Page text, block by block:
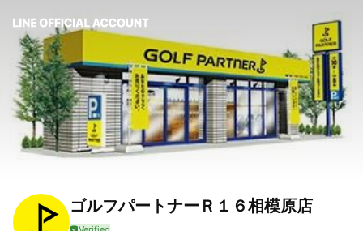
ゴルフパートナーＲ１６相模原店